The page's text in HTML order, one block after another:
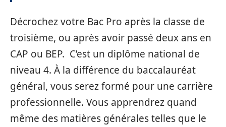
Décrochez votre Bac Pro après la classe de
troisième, ou après avoir passé deux ans en
CAP ou BEP. C’est un diplôme national de
niveau 4. À la différence du baccalauréat
général, vous serez formé pour une carrière
professionnelle. Vous apprendrez quand
même des matières générales telles que le